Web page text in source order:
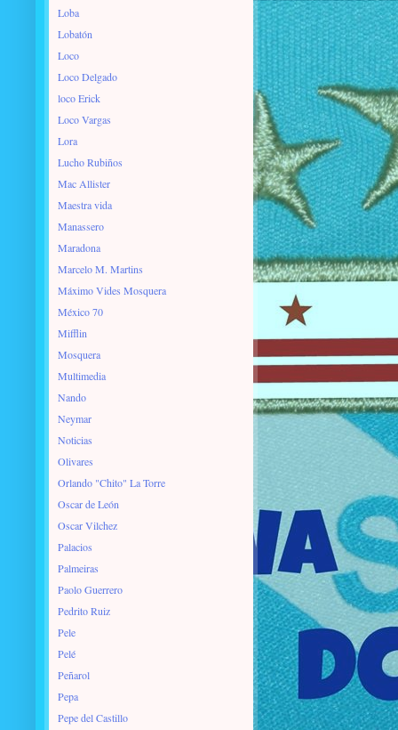
Loba
Lobatón
Loco
Loco Delgado
loco Erick
Loco Vargas
Lora
Lucho Rubiños
Mac Allister
Maestra vida
Manassero
Maradona
Marcelo M. Martins
Máximo Vides Mosquera
México 70
Mifflin
Mosquera
Multimedia
Nando
Neymar
Noticias
Olivares
Orlando "Chito" La Torre
Oscar de León
Oscar Vilchez
Palacios
Palmeiras
Paolo Guerrero
Pedrito Ruiz
Pele
Pelé
Peñarol
Pepa
Pepe del Castillo